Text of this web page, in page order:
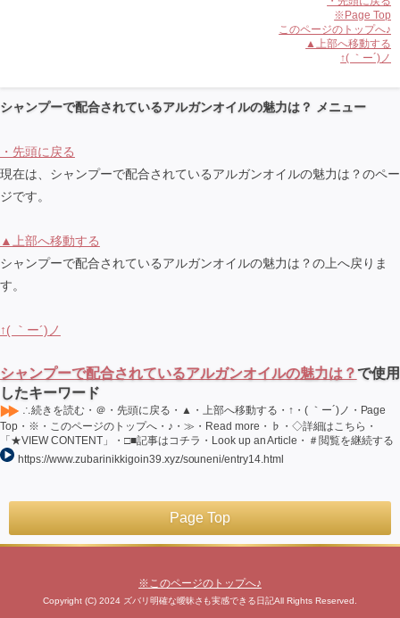
※Page Top
このページのトップへ♪
▲上部へ移動する
↑( ｀ー´)ノ
シャンプーで配合されているアルガンオイルの魅力は？ メニュー
・先頭に戻る
現在は、シャンプーで配合されているアルガンオイルの魅力は？のペー
ジです。
▲上部へ移動する
シャンプーで配合されているアルガンオイルの魅力は？の上へ戻りま
す。
↑( ｀ー´)ノ
シャンプーで配合されているアルガンオイルの魅力は？で使用
したキーワード
∴続きを読む・＠・先頭に戻る・▲・上部へ移動する・↑・( ｀ー´)ノ・Page
Top・※・このページのトップへ・♪・≫・Read more・♭・◇詳細はこちら・
「★VIEW CONTENT」・□■記事はコチラ・Look up an Article・＃閲覧を継続する
https://www.zubarinikkigoin39.xyz/souneni/entry14.html
Page Top
※このページのトップへ♪
Copyright (C) 2024 ズバリ明確な曖昧さも実感できる日記All Rights Reserved.